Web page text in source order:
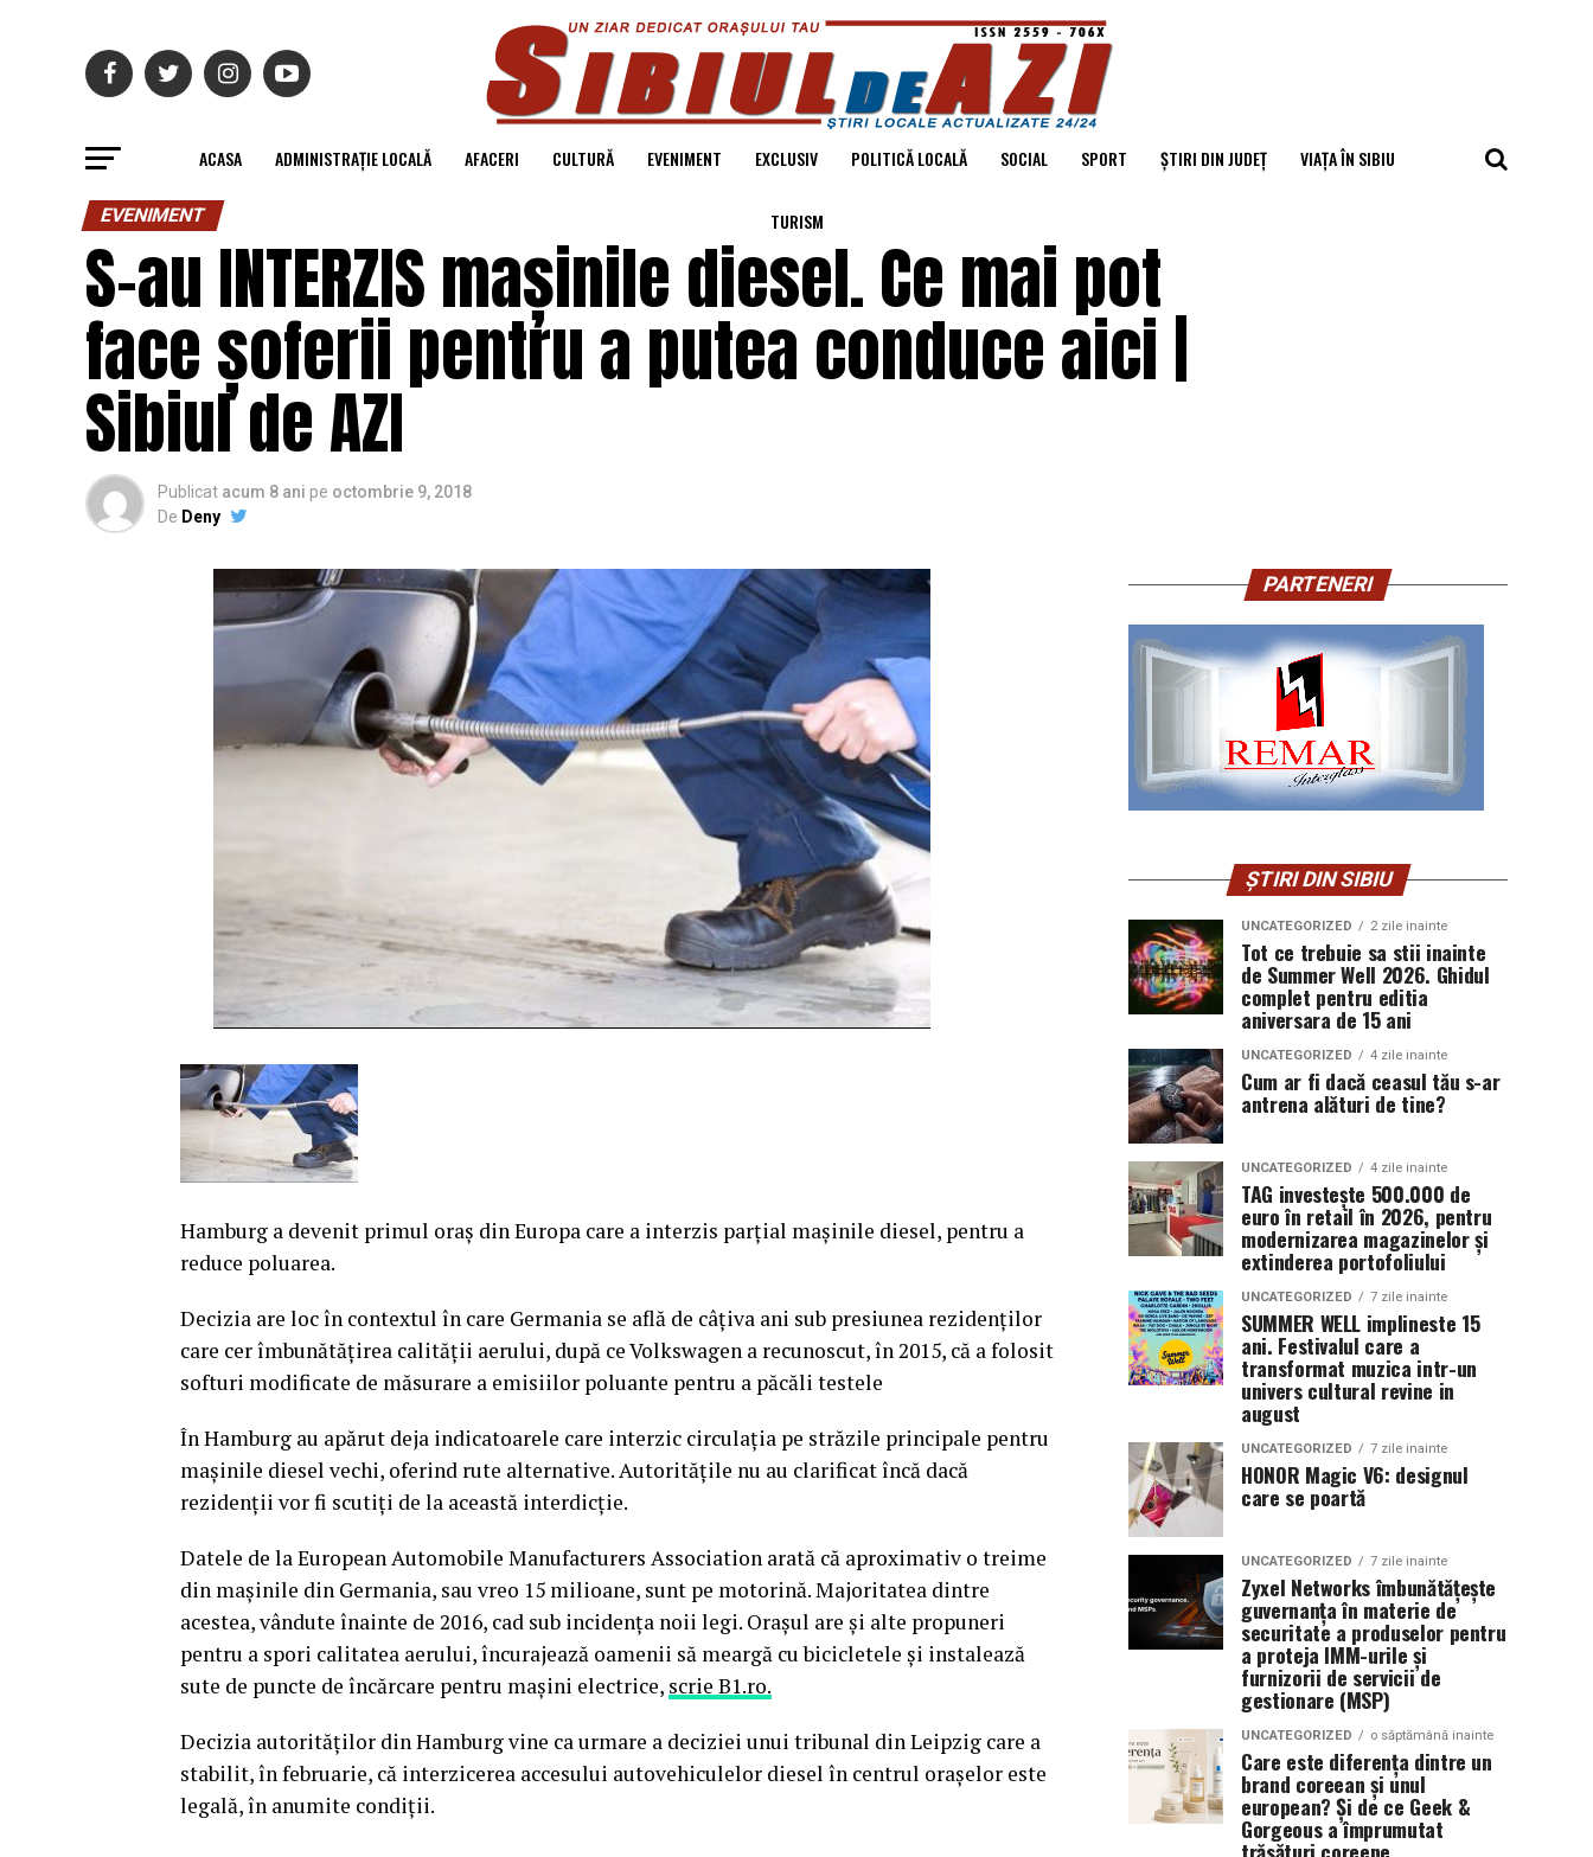
ACASA ADMINISTRAȚIE LOCALĂ AFACERI CULTURĂ EVENIMENT EXCLUSIV POLITICĂ LOCALĂ SOCIAL SPORT ȘTIRI DIN JUDEȚ VIAȚA ÎN SIBIU
TURISM
EVENIMENT
S-au INTERZIS mașinile diesel. Ce mai pot
face șoferii pentru a putea conduce aici |
Sibiul de AZI
Publicat acum 8 ani pe octombrie 9, 2018
De Deny
Hamburg a devenit primul oraş din Europa care a interzis parţial maşinile diesel, pentru a
reduce poluarea.
Decizia are loc în contextul în care Germania se află de câţiva ani sub presiunea rezidenţilor
care cer îmbunătăţirea calităţii aerului, după ce Volkswagen a recunoscut, în 2015, că a folosit
softuri modificate de măsurare a emisiilor poluante pentru a păcăli testele
În Hamburg au apărut deja indicatoarele care interzic circulaţia pe străzile principale pentru
maşinile diesel vechi, oferind rute alternative.Autorităţile nu au clarificat încă dacă
rezidenţii vor fi scutiţi de la această interdicţie.
Datele de la European Automobile Manufacturers Association arată că aproximativ o treime
din maşinile din Germania, sau vreo 15 milioane, sunt pe motorină. Majoritatea dintre
acestea, vândute înainte de 2016, cad sub incidenţa noii legi. Oraşul are şi alte propuneri
pentru a spori calitatea aerului, încurajează oamenii să meargă cu bicicletele şi instalează
sute de puncte de încărcare pentru maşini electrice, scrie B1.ro.
Decizia autorităţilor din Hamburg vine ca urmare a deciziei unui tribunal din Leipzig care a
stabilit, în februarie, că interzicerea accesului autovehiculelor diesel în centrul oraşelor este
legală, în anumite condiţii.
PARTENERI
ȘTIRI DIN SIBIU
UNCATEGORIZED 2 zile inainte
Tot ce trebuie sa stii inainte
de Summer Well 2026. Ghidul
complet pentru editia
aniversara de 15 ani
UNCATEGORIZED 4 zile inainte
Cum ar fi dacă ceasul tău s-ar
antrena alături de tine?
UNCATEGORIZED 4 zile inainte
TAG investește 500.000 de
euro în retail în 2026, pentru
modernizarea magazinelor și
extinderea portofoliului
UNCATEGORIZED 7 zile inainte
SUMMER WELL implineste 15
ani. Festivalul care a
transformat muzica intr-un
univers cultural revine in
august
UNCATEGORIZED 7 zile inainte
HONOR Magic V6: designul
care se poartă
UNCATEGORIZED 7 zile inainte
Zyxel Networks îmbunătățește
guvernanța în materie de
securitate a produselor pentru
a proteja IMM-urile și
furnizorii de servicii de
gestionare (MSP)
UNCATEGORIZED o săptămână inainte
Care este diferența dintre un
brand coreean și unul
european? Și de ce Geek &
Gorgeous a împrumutat